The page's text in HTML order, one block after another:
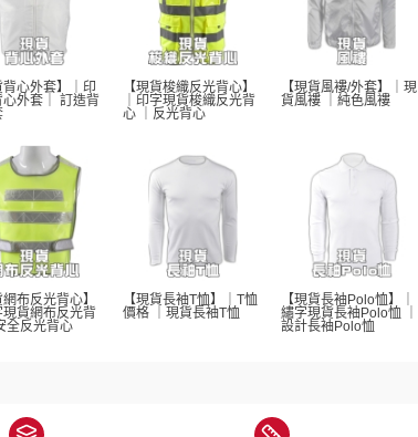
背心外套】｜印
外套｜ 訂造背
【現貨梭織反光背心】
｜印字現貨梭織反光背
心 ｜反光背心
【現貨風褸/外套】｜現
貨風褸 ｜純色風褸
網布反光背心】
現貨網布反光背
全反光背心
【現貨長袖T恤】｜T恤
價格 ｜現貨長袖T恤
【現貨長袖Polo恤】｜
繡字現貨長袖Polo恤 ｜
設計長袖Polo恤